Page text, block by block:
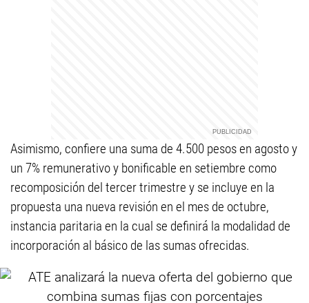
Asimismo, confiere una suma de 4.500 pesos en agosto y
un 7% remunerativo y bonificable en setiembre como
recomposición del tercer trimestre y se incluye en la
propuesta una nueva revisión en el mes de octubre,
instancia paritaria en la cual se definirá la modalidad de
incorporación al básico de las sumas ofrecidas.